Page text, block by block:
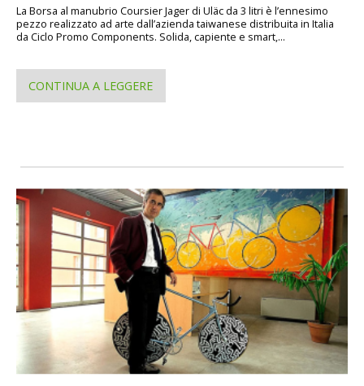
La Borsa al manubrio Coursier Jager di Uläc da 3 litri è l’ennesimo
pezzo realizzato ad arte dall’azienda taiwanese distribuita in Italia
da Ciclo Promo Components. Solida, capiente e smart,...
CONTINUA A LEGGERE